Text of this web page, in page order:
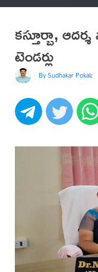
కస్తూర్బా,
టెండర్లు
By Sudhakar Pokala